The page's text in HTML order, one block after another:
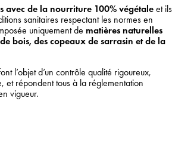
avec de la nourriture 100% végétale et ils
sanitaires respectant les normes en
uniquement de matières naturelles
bois, des copeaux de sarrasin et de la
l’objet d’un contrôle qualité rigoureux,
et répondent tous à la réglementation
vigueur.